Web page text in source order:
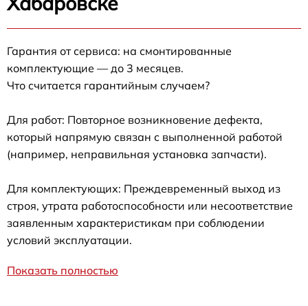
Гарантия от сервиса: на смонтированные
комплектующие — до 3 месяцев.
Что считается гарантийным случаем?
Для работ: Повторное возникновение дефекта,
который напрямую связан с выполненной работой
(например, неправильная установка запчасти).
Для комплектующих: Преждевременный выход из
строя, утрата работоспособности или несоответствие
заявленным характеристикам при соблюдении
условий эксплуатации.
Показать полностью